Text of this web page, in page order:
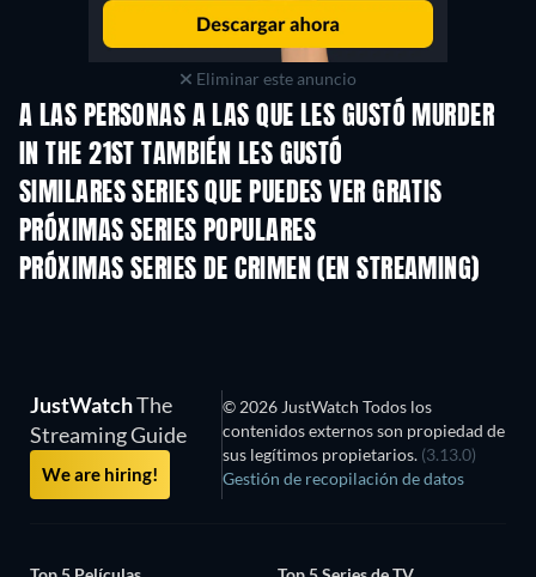
Eliminar este anuncio
A LAS PERSONAS A LAS QUE LES GUSTÓ MURDER
IN THE 21ST TAMBIÉN LES GUSTÓ
TV
SIMILARES SERIES QUE PUEDES VER GRATIS
TV TV
PRÓXIMAS SERIES POPULARES
TV
PRÓXIMAS SERIES DE CRIMEN (EN STREAMING)
Temporada 6 Temporada 2
JustWatchThe
Streaming Guide
We are hiring!
© 2026 JustWatch Todos los
contenidos externos son propiedad de
sus legítimos propietarios. (3.13.0)
Gestión de recopilación de datos